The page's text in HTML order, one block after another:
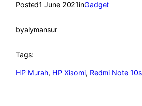
Posted1 June 2021inGadget
byalymansur
Tags:
HP Murah, HP Xiaomi, Redmi Note 10s